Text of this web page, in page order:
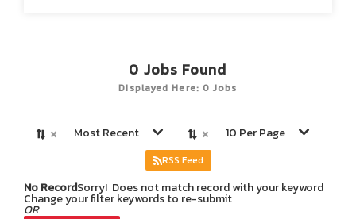
0 Jobs Found
Displayed Here: 0 Jobs
× Most Recent × 10 Per Page
RSS Feed
No RecordSorry! Does not match record with your keyword
Change your filter keywords to re-submit
OR